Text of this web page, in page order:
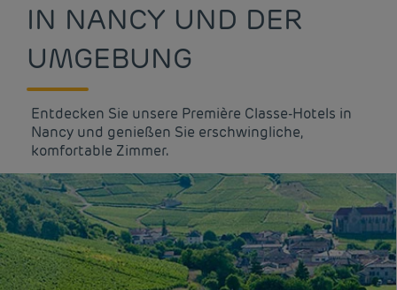
IN NANCY UND DER
UMGEBUNG
Entdecken Sie unsere Première Classe-Hotels in
Nancy und genießen Sie erschwingliche,
komfortable Zimmer.